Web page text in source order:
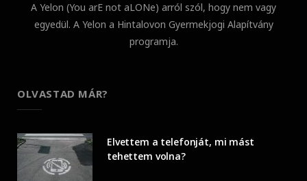
A Yelon (You arE not aLONe) arról szól, hogy nem vagy
egyedül. A Yelon a Hintalovon Gyermekjogi Alapítvány
programja.
OLVASTAD MÁR?
Elvettem a telefonját, mi mást
tehettem volna?